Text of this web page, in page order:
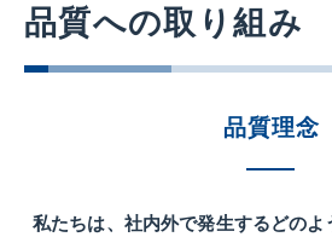
品質への取り組み
品質理念
私たちは、社内外で発生するどの